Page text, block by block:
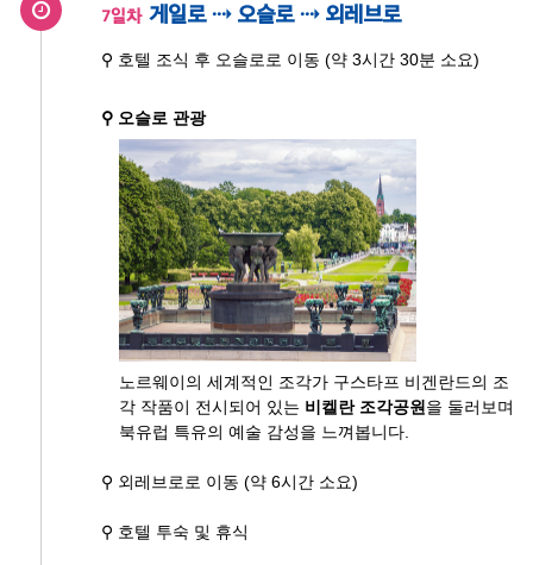
7일차 게일로 ⇢ 오슬로 ⇢ 외레브로
⚲ 호텔 조식 후 오슬로로 이동 (약 3시간 30분 소요)
⚲ 오슬로 관광
노르웨이의 세계적인 조각가 구스타프 비겐란드의 조
각 작품이 전시되어 있는 비켈란 조각공원을 둘러보며
북유럽 특유의 예술 감성을 느껴봅니다.
⚲ 외레브로로 이동 (약 6시간 소요)
⚲ 호텔 투숙 및 휴식